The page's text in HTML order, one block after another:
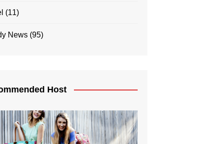
(11)
News (95)
Host